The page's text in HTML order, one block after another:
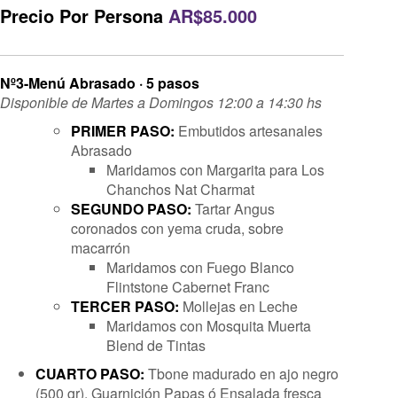
Precio Por Persona AR$85.000
Nº3-Menú Abrasado · 5 pasos
Disponible de Martes a Domingos 12:00 a 14:30 hs
PRIMER PASO: Embutidos artesanales
Abrasado
Maridamos con Margarita para Los
Chanchos Nat Charmat
SEGUNDO PASO: Tartar Angus
coronados con yema cruda, sobre
macarrón
Maridamos con Fuego Blanco
Flintstone Cabernet Franc
TERCER PASO: Mollejas en Leche
Maridamos con Mosquita Muerta
Blend de Tintas
CUARTO PASO: Tbone madurado en ajo negro
(500 gr). Guarnición Papas ó Ensalada fresca